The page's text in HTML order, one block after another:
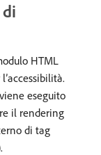
HTML
eseguito
il rendering
di tag